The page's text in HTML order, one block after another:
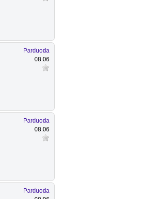
Parduoda
08.06
Parduoda
08.06
Parduoda